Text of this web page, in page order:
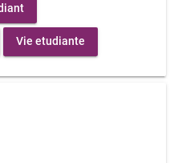
Vie etudiante